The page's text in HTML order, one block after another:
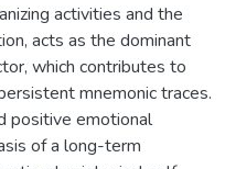
activities and the
acts as the dominant
which contributes to
mnemonic traces.
positive emotional
of a long-term